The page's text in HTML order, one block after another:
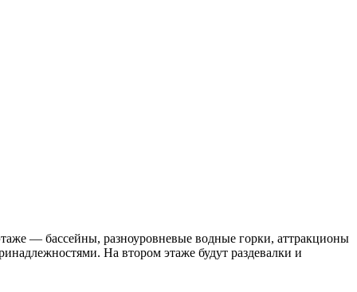
— бассейны, разноуровневые водные горки, аттракционы
На втором этаже будут раздевалки и